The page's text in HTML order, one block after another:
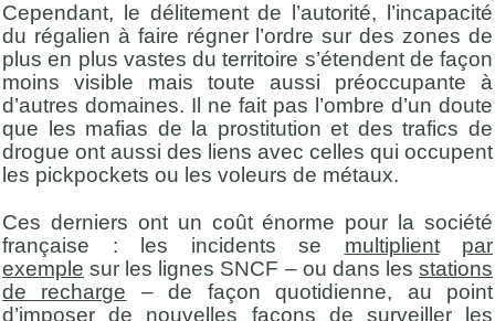
Cependant, le délitement de l’autorité, l’incapacité
du régalien à faire régner l’ordre sur des zones de
plus en plus vastes du territoire s’étendent de façon
moins visible mais toute aussi préoccupante à
d’autres domaines. Il ne fait pas l’ombre d’un doute
que les mafias de la prostitution et des trafics de
drogue ont aussi des liens avec celles qui occupent
les pickpockets ou les voleurs de métaux.
Ces derniers ont un coût énorme pour la société
française : les incidents se multiplient
par
exemple sur les lignes SNCF – ou dans les stations
de recharge – de façon quotidienne, au point
d’imposer de nouvelles façons de surveiller les